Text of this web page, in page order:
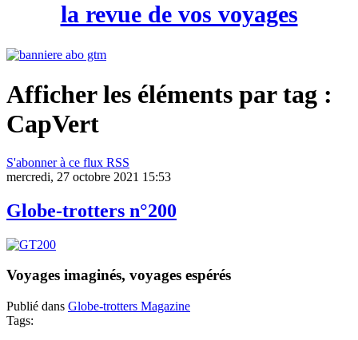
la revue de vos voyages
Afficher les éléments par tag :
CapVert
S'abonner à ce flux RSS
mercredi, 27 octobre 2021 15:53
Globe-trotters n°200
Voyages imaginés, voyages espérés
Publié dans Globe-trotters Magazine
Tags: